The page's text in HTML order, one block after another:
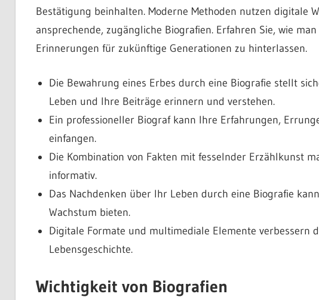
Bestätigung beinhalten. Moderne Methoden nutzen digitale
ansprechende, zugängliche Biografien. Erfahren Sie, wie
Erinnerungen für zukünftige Generationen zu hinterlassen.
Die Bewahrung eines Erbes durch eine Biografie stellt
Leben und Ihre Beiträge erinnern und verstehen.
Ein professioneller Biograf kann Ihre Erfahrungen,
einfangen.
Die Kombination von Fakten mit fesselnder Erzählkunst
informativ.
Das Nachdenken über Ihr Leben durch eine Biografie
Wachstum bieten.
Digitale Formate und multimediale Elemente verbessern
Lebensgeschichte.
Wichtigkeit von Biografien